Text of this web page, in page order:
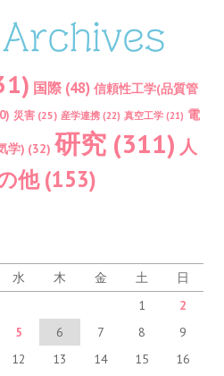
国際 (48) 信頼性工学(品質管
災害 (25) 産学連携 (22) 真空工学 (21) 電
学) (32) 研究 (311) 人
他(153)
水 木 金 土
日
1
2
5 6 7 8
9
12 13 14 15
16